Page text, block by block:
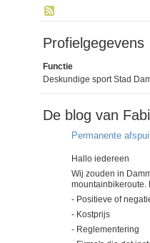
Profielgegevens
Functie
Deskundige sport Stad
De blog van
Permanente
Hallo iedereen
Wij zouden in
mountainbikeroute.
- Positieve of
- Kostprijs
- Reglementering